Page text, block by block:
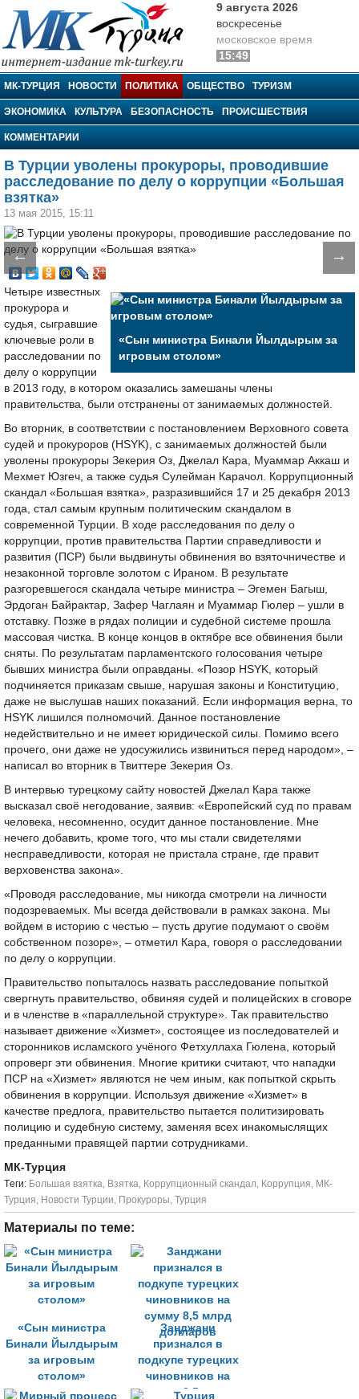
МК-Турция
9 августа 2026
воскресенье
московское время
15:49
МК-ТУРЦИЯ НОВОСТИ ПОЛИТИКА ОБЩЕСТВО ТУРИЗМ
ЭКОНОМИКА КУЛЬТУРА БЕЗОПАСНОСТЬ ПРОИСШЕСТВИЯ
КОММЕНТАРИИ
В Турции уволены прокуроры, проводившие
расследование по делу о коррупции «Большая
взятка»
13 мая 2015, 15:11
← →
«Сын министра Бинали Йылдырым за
игровым столом»
Четыре известных
прокурора и
судья, сыгравшие
ключевые роли в
расследовании по
делу о коррупции
в 2013 году, в котором оказались замешаны члены
правительства, были отстранены от занимаемых должностей.
Во вторник, в соответствии с постановлением Верховного совета
судей и прокуроров (HSYK), с занимаемых должностей были
уволены прокуроры Зекерия Оз, Джелал Кара, Муаммар Аккаш и
Мехмет Юзгеч, а также судья Сулейман Карачол. Коррупционный
скандал «Большая взятка», разразившийся 17 и 25 декабря 2013
года, стал самым крупным политическим скандалом в
современной Турции. В ходе расследования по делу о
коррупции, против правительства Партии справедливости и
развития (ПСР) были выдвинуты обвинения во взяточничестве и
незаконной торговле золотом с Ираном. В результате
разгоревшегося скандала четыре министра – Эгемен Багыш,
Эрдоган Байрактар, Зафер Чаглаян и Муаммар Гюлер – ушли в
отставку. Позже в рядах полиции и судебной системе прошла
массовая чистка. В конце концов в октябре все обвинения были
сняты. По результатам парламентского голосования четыре
бывших министра были оправданы. «Позор HSYK, который
подчиняется приказам свыше, нарушая законы и Конституцию,
даже не выслушав наших показаний. Если информация верна, то
HSYK лишился полномочий. Данное постановление
недействительно и не имеет юридической силы. Помимо всего
прочего, они даже не удосужились извиниться перед народом», –
написал во вторник в Твиттере Зекерия Оз.
В интервью турецкому сайту новостей Джелал Кара также
высказал своё негодование, заявив: «Европейский суд по правам
человека, несомненно, осудит данное постановление. Мне
нечего добавить, кроме того, что мы стали свидетелями
несправедливости, которая не пристала стране, где правит
верховенства закона».
«Проводя расследование, мы никогда смотрели на личности
подозреваемых. Мы всегда действовали в рамках закона. Мы
войдем в историю с честью – пусть другие подумают о своём
собственном позоре», – отметил Кара, говоря о расследовании
по делу о коррупции.
Правительство попыталось назвать расследование попыткой
свергнуть правительство, обвиняя судей и полицейских в сговоре
и в членстве в «параллельной структуре». Так правительство
называет движение «Хизмет», состоящее из последователей и
сторонников исламского учёного Фетхуллаха Гюлена, который
опроверг эти обвинения. Многие критики считают, что нападки
ПСР на «Хизмет» являются не чем иным, как попыткой скрыть
обвинения в коррупции. Используя движение «Хизмет» в
качестве предлога, правительство пытается политизировать
полицию и судебную систему, заменяя всех инакомыслящих
преданными правящей партии сотрудниками.
МК-Турция
Tеги: Большая взятка, Взятка, Коррупционный скандал, Коррупция, МК-
Турция, Новости Турции, Прокуроры, Турция
Материалы по теме:
«Сын министра
Бинали Йылдырым
за игровым
столом»
Занджани
признался в
подкупе турецких
чиновников на
сумму 8,5 млрд